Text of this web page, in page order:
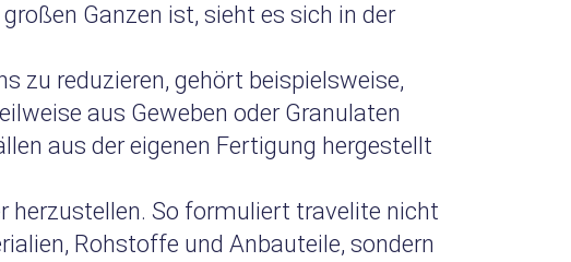
Ganzen ist, sieht es sich in der
zu reduzieren, gehört beispielsweise,
aus Geweben oder Granulaten
aus der eigenen Fertigung hergestellt
herzustellen. So formuliert travelite nicht
Rohstoffe und Anbauteile, sondern